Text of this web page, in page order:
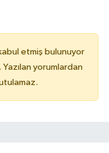
etmiş bulunuyor
yorumlardan